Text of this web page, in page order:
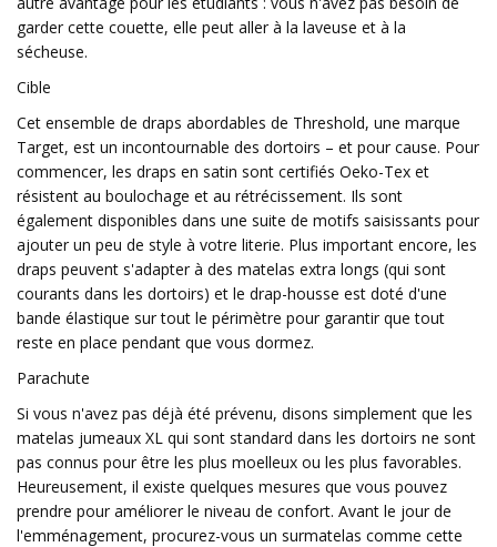
garder cette couette, elle peut aller à la laveuse et à la
sécheuse.
Cible
Cet ensemble de draps abordables de Threshold, une marque
Target, est un incontournable des dortoirs – et pour cause. Pour
commencer, les draps en satin sont certifiés Oeko-Tex et
résistent au boulochage et au rétrécissement. Ils sont
également disponibles dans une suite de motifs saisissants pour
ajouter un peu de style à votre literie. Plus important encore, les
draps peuvent s'adapter à des matelas extra longs (qui sont
courants dans les dortoirs) et le drap-housse est doté d'une
bande élastique sur tout le périmètre pour garantir que tout
reste en place pendant que vous dormez.
Parachute
Si vous n'avez pas déjà été prévenu, disons simplement que les
matelas jumeaux XL qui sont standard dans les dortoirs ne sont
pas connus pour être les plus moelleux ou les plus favorables.
Heureusement, il existe quelques mesures que vous pouvez
prendre pour améliorer le niveau de confort. Avant le jour de
l'emménagement, procurez-vous un surmatelas comme cette